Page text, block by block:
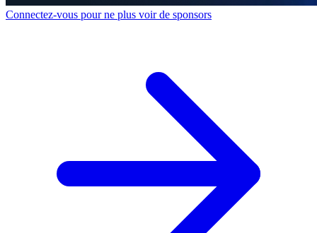
Connectez-vous pour ne plus voir de sponsors